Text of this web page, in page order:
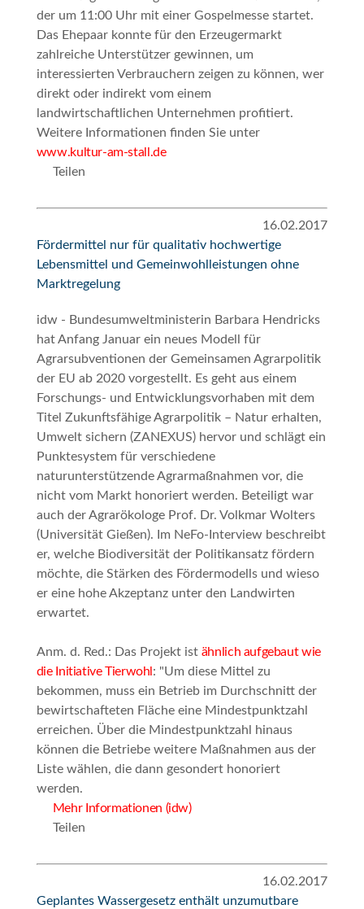
der um 11:00 Uhr mit einer Gospelmesse startet.
Das Ehepaar konnte für den Erzeugermarkt
zahlreiche Unterstützer gewinnen, um
interessierten Verbrauchern zeigen zu können, wer
direkt oder indirekt vom einem
landwirtschaftlichen Unternehmen profitiert.
Weitere Informationen finden Sie unter
www.kultur-am-stall.de
Teilen
16.02.2017
Fördermittel nur für qualitativ hochwertige
Lebensmittel und Gemeinwohlleistungen ohne
Marktregelung
idw - Bundesumweltministerin Barbara Hendricks
hat Anfang Januar ein neues Modell für
Agrarsubventionen der Gemeinsamen Agrarpolitik
der EU ab 2020 vorgestellt. Es geht aus einem
Forschungs- und Entwicklungsvorhaben mit dem
Titel Zukunftsfähige Agrarpolitik – Natur erhalten,
Umwelt sichern (ZANEXUS) hervor und schlägt ein
Punktesystem für verschiedene
naturunterstützende Agrarmaßnahmen vor, die
nicht vom Markt honoriert werden. Beteiligt war
auch der Agrarökologe Prof. Dr. Volkmar Wolters
(Universität Gießen). Im NeFo-Interview beschreibt
er, welche Biodiversität der Politikansatz fördern
möchte, die Stärken des Fördermodells und wieso
er eine hohe Akzeptanz unter den Landwirten
erwartet.
Anm. d. Red.: Das Projekt ist ähnlich aufgebaut wie
die Initiative Tierwohl : "Um diese Mittel zu
bekommen, muss ein Betrieb im Durchschnitt der
bewirtschafteten Fläche eine Mindestpunktzahl
erreichen. Über die Mindestpunktzahl hinaus
können die Betriebe weitere Maßnahmen aus der
Liste wählen, die dann gesondert honoriert
werden.
Mehr Informationen (idw)
Teilen
16.02.2017
Geplantes Wassergesetz enthält unzumutbare